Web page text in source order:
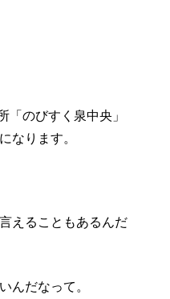
のびすく泉中央」
なります。
えることもあるんだ
んだなって。